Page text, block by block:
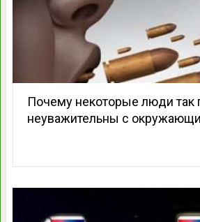
Почему некоторые люди так
неуважительны с